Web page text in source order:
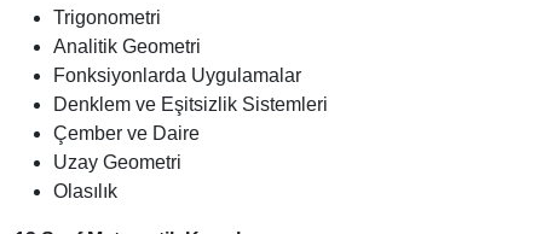
Trigonometri
Analitik Geometri
Fonksiyonlarda Uygulamalar
Denklem ve Eşitsizlik Sistemleri
Çember ve Daire
Uzay Geometri
Olasılık